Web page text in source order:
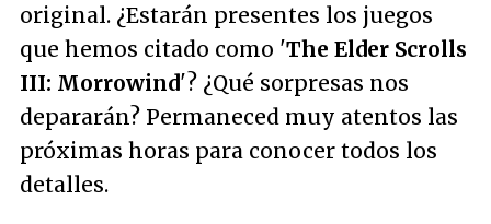
original. ¿Estarán presentes los juegos
que hemos citado como 'The Elder Scrolls
III: Morrowind'? ¿Qué sorpresas nos
depararán? Permaneced muy atentos las
próximas horas para conocer todos los
detalles.